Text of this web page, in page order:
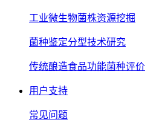
工业微生物菌株资源挖掘
菌种鉴定分型技术研究
传统酿造食品功能菌种评价
用户支持
常见问题